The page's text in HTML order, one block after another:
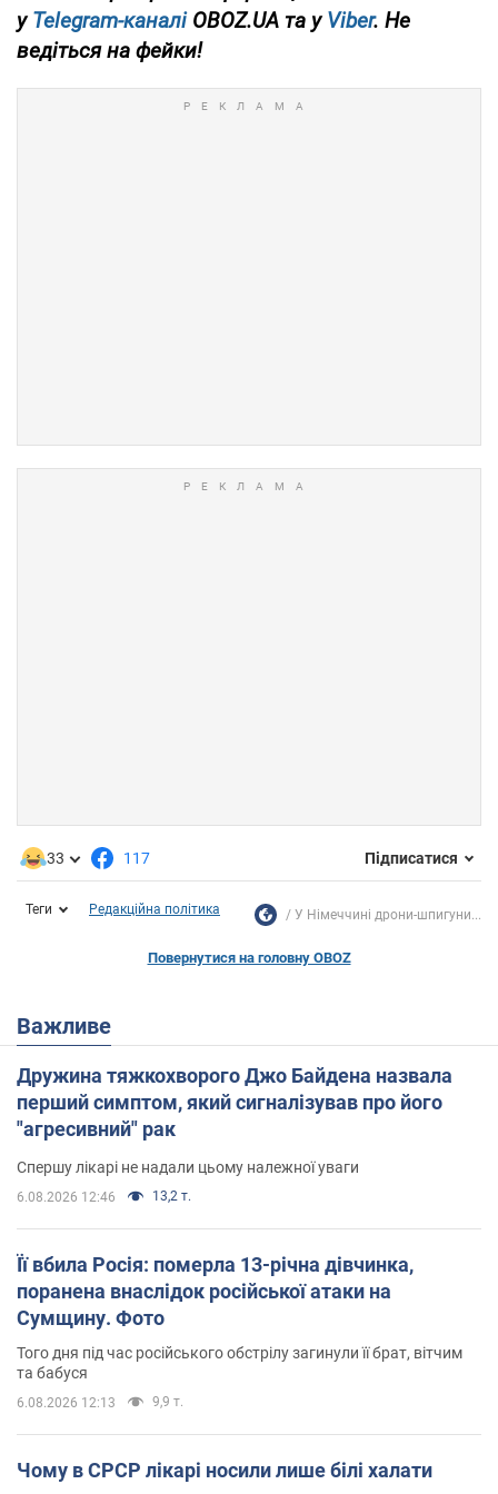
уTelegram-каналіOBOZ.UA та уViber. Не
ведіться на фейки!
33 117 Підписатися
Теги Редакційна політика У Німеччині дрони-шпигуни...
Повернутися на головну OBOZ
Важливе
Дружина тяжкохворого Джо Байдена назвала
перший симптом, який сигналізував про його
"агресивний" рак
Спершу лікарі не надали цьому належної уваги
6.08.2026 12:46 13,2 т.
Її вбила Росія: померла 13-річна дівчинка,
поранена внаслідок російської атаки на
Сумщину. Фото
Того дня під час російського обстрілу загинули її брат, вітчим
та бабуся
6.08.2026 12:13 9,9 т.
Чому в СРСР лікарі носили лише білі халати